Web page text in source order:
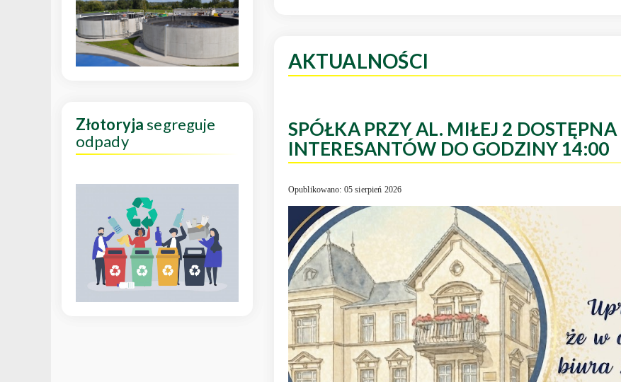
AKTUALNOŚCI
SPÓŁKA PRZY AL. MIŁEJ 2
INTERESANTÓW DO GODZINY 14:00
Opublikowano: 05 sierpień 2026
Złotoryjasegreguje
odpady